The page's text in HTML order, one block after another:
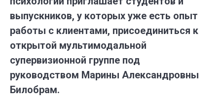
выпускников, у которых уже есть опыт
работы с клиентами, присоединиться к
открытой мультимодальной
супервизионной группе под
руководством Марины Александровны
Билобрам.